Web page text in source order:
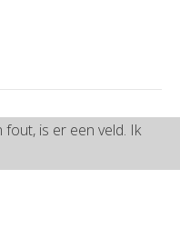
fout, is er een veld. Ik